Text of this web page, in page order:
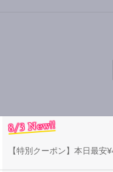
8/3 New!!
【特別クーポン】本日最安